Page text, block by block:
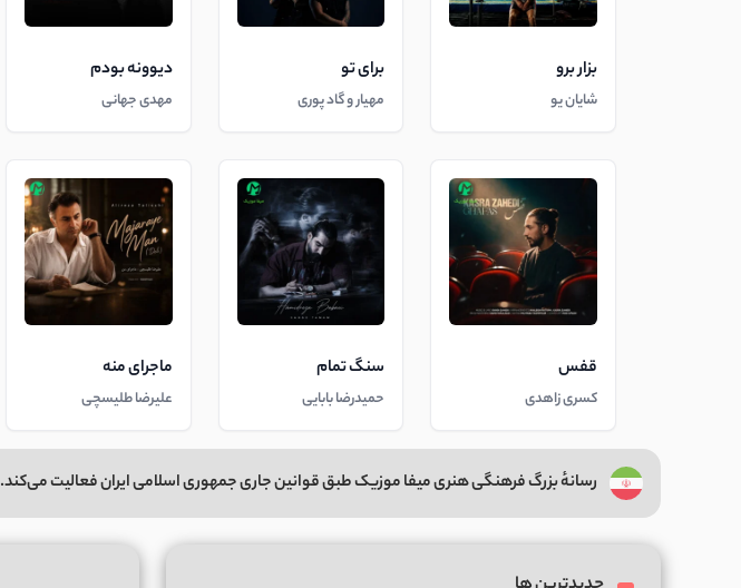
بزار برو
شایان یو
برای تو
مهیار و گاد پوری
دیوونه بودم
مهدی جهانی
قفس
کسری زاهدی
سنگ تمام
حمیدرضا بابایی
ماجرای منه
علیرضا طلیسچی
رسانهٔ بزرگ فرهنگی هنری میفا موزیک طبق قوانین جاری جمهوری اسلامی ایران فعالیت می‌کند.